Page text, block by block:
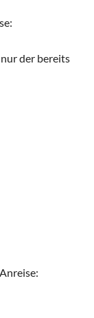
der bereits